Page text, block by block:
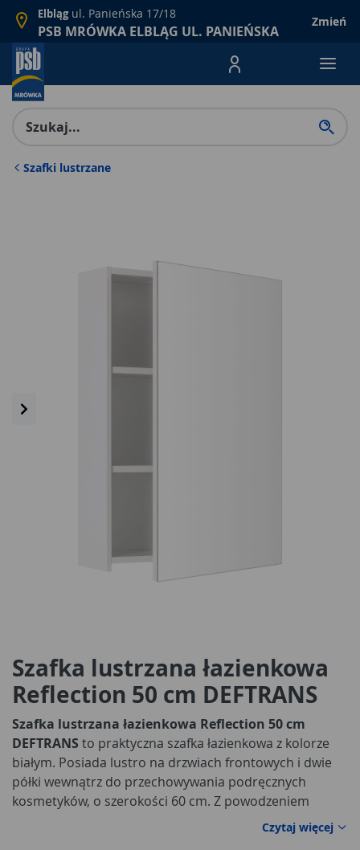
Elbląg ul. Panieńska 17/18
PSB MRÓWKA ELBLĄG UL. PANIEŃSKA
Zmień
Menu Produktów,
Szafki lustrzane
Szafka lustrzana łazienkowa
Reflection 50 cm DEFTRANS
Szafka lustrzana łazienkowa Reflection 50 cm
DEFTRANS to praktyczna szafka łazienkowa z kolorze
białym. Posiada lustro na drzwiach frontowych i dwie
półki wewnątrz do przechowywania podręcznych
kosmetyków, o szerokości 60 cm. Z powodzeniem
zmieszczą się tam wszystkie niezbędne rzeczy. Boki
wykonano z płyty wiórowej lakierowanej na
Czytaj więcej